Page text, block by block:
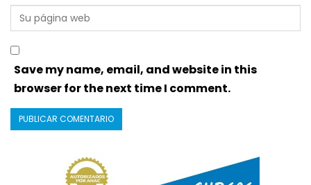
Save my name, email, and website in this
browser for the next time I comment.